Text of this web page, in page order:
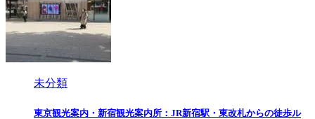
未分類
東京観光案内・新宿観光案内所：JR新宿駅・東改札からの徒歩ル